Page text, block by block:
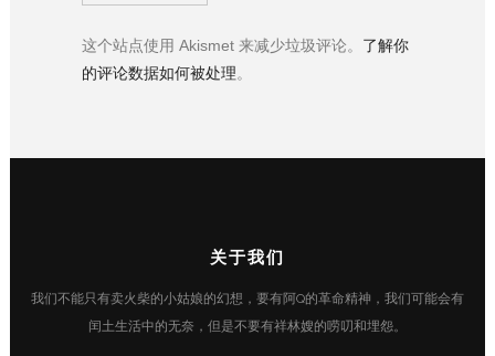
这个站点使用 Akismet 来减少垃圾评论。 了解你
的评论数据如何被处理。
关于我们
我们不能只有卖火柴的小姑娘的幻想，要有阿Q的革命精神，我们可能会有
闰土生活中的无奈，但是不要有祥林嫂的唠叨和埋怨。